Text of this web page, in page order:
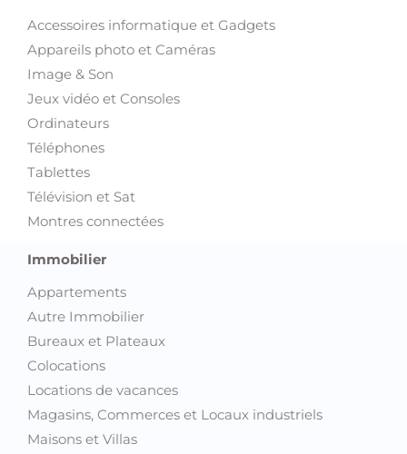
Accessoires informatique et Gadgets
Appareils photo et Caméras
Image & Son
Jeux vidéo et Consoles
Ordinateurs
Téléphones
Tablettes
Télévision et Sat
Montres connectées
Immobilier
Appartements
Autre Immobilier
Bureaux et Plateaux
Colocations
Locations de vacances
Magasins, Commerces et Locaux industriels
Maisons et Villas